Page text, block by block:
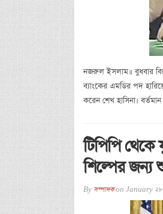
নজরুল ইসলাম॥ বুধবার
ব্যাংকের এমডির পদ
করেন শেখ হাসিনা।
টিপিপি থেকে
শিল্পের জন্য
By সম্পাদকon January